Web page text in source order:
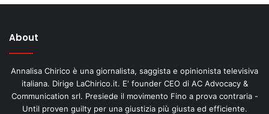
About
Annalisa Chirico è una giornalista, saggista e opinionista televisiva
italiana. Dirige LaChirico.it. E' founder CEO di AC Advocacy &
Communication srl. Presiede il movimento Fino a prova contraria -
Until proven guilty per una giustizia più giusta ed efficiente.